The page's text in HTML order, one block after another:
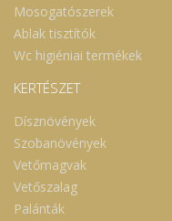
Mosogatószerek
Ablak tisztítók
Wc higiéniai termékek
KERTÉSZET
Dísznövények
Szobanövények
Vetőmagvak
Vetőszalag
Palánták